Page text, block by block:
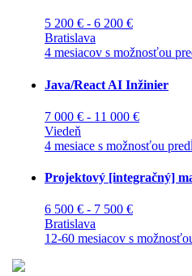
5 200 € - 6 200 €
Bratislava
4 mesiacov s možnosťou
Java/React AI Inžinier
7 000 € - 11 000 €
Viedeň
4 mesiace s možnosťou
Projektový [integračný]
6 500 € - 7 500 €
Bratislava
12-60 mesiacov s